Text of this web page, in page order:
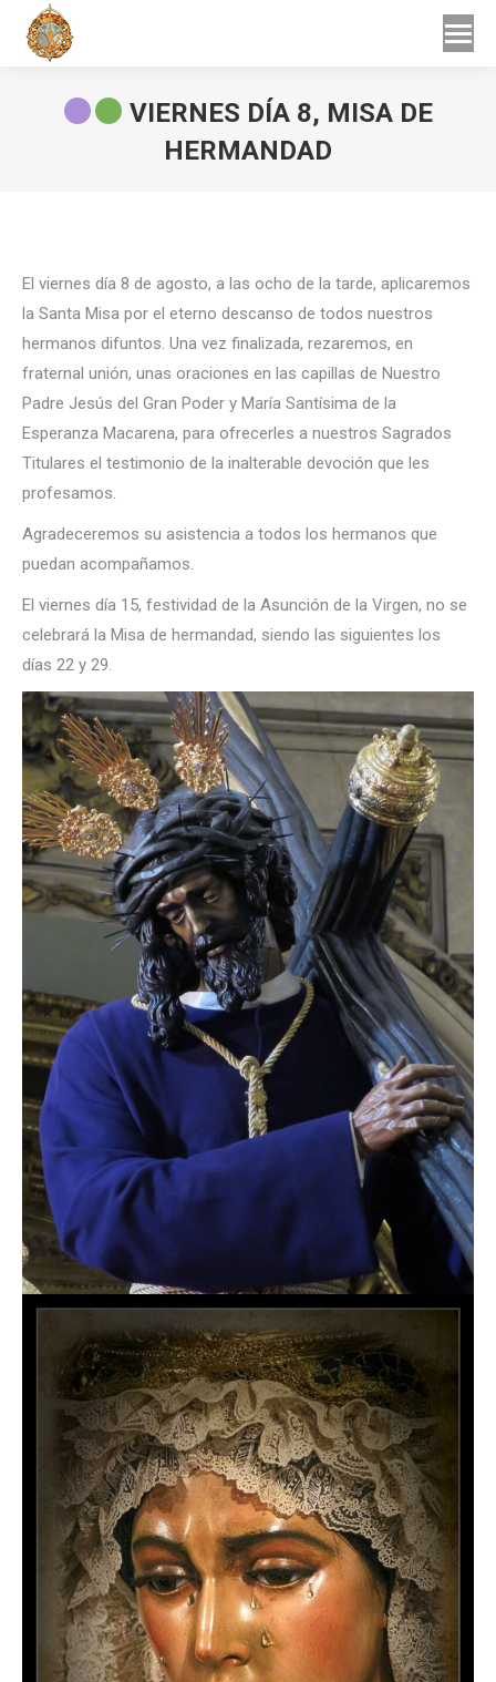
VIERNES DÍA 8, MISA DE
HERMANDAD
El viernes día 8 de agosto, a las ocho de la tarde, aplicaremos
la Santa Misa por el eterno descanso de todos nuestros
hermanos difuntos. Una vez finalizada, rezaremos, en
fraternal unión, unas oraciones en las capillas de Nuestro
Padre Jesús del Gran Poder y María Santísima de la
Esperanza Macarena, para ofrecerles a nuestros Sagrados
Titulares el testimonio de la inalterable devoción que les
profesamos.
Agradeceremos su asistencia a todos los hermanos que
puedan acompañamos.
El viernes día 15, festividad de la Asunción de la Virgen, no se
celebrará la Misa de hermandad, siendo las siguientes los
días 22 y 29.